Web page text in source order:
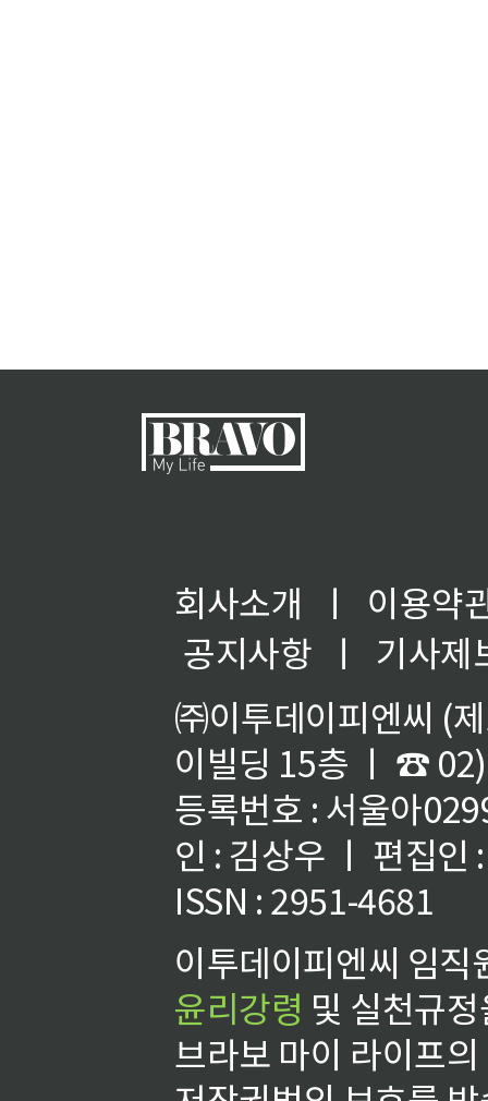
회사소개 ㅣ
이용약
공지사항
ㅣ
기사제
㈜이투데이피엔씨 (
이빌딩 15층 ㅣ ☎
등록번호 : 서울아
인 : 김상우 ㅣ 편집인
ISSN : 2951-4681
이투데이피엔씨 임
윤리강령 및 실천규
브라보 마이 라이프